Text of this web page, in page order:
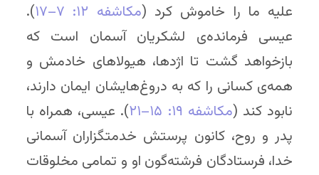
علیه ما را خاموش کرد (مکاشفه ۱۲: ۷–۱۷
).
عیسی فرمانده‌ی لشکریان آسمان است که
بازخواهد گشت تا اژدها، هیولاهای خادمش و
همه‌ی کسانی را که به دروغ‌هایشان ایمان دارند،
نابود کند (مکاشفه ۱۹: ۱۵–۲۱
). عیسی، همراه با
پدر و روح، کانون پرستش خدمتگزاران آسمانی
خدا، فرستادگان فرشته‌گون او و تمامی مخلوقات